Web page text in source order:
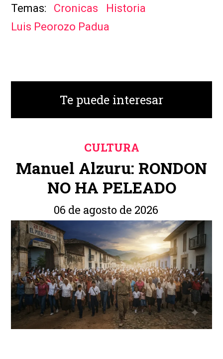
Cronicas
Historia
Luis Peorozo Padua
Te puede interesar
Manuel Alzuru: RONDON
NO HA PELEADO
CULTURA
06 de agosto de 2026